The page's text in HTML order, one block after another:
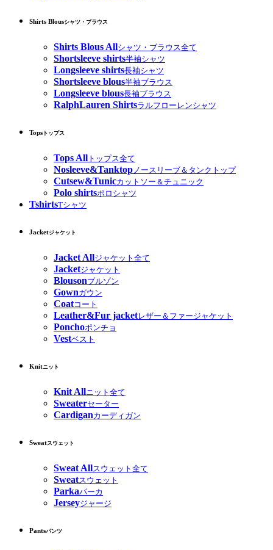
Shirts Blousシャツ・ブラウス
Shirts Blous Allシャツ・ブラウス全て
Shortsleeve shirts半袖シャツ
Longsleeve shirts長袖シャツ
Shortsleeve blous半袖ブラウス
Longsleeve blous長袖ブラウス
RalphLauren Shirtsラルフローレンシャツ
Tops トップス
Tops All トップス全て
Nosleeve&Tanktopノースリーブ＆タンクトップ
Cutsew&Tunicカットソー＆チュニック
Polo shirtsポロシャツ
TshirtsTシャツ
Jacketジャケット
Jacket Allジャケット全て
Jacketジャケット
Blousonブルゾン
Gownガウン
Coatコート
Leather&Fur jacketレザー＆ファージャケット
Ponchoポンチョ
Vestベスト
Knitニット
Knit Allニット全て
Sweaterセーター
Cardiganカーディガン
Sweatスウェット
Sweat Allスウェット全て
Sweatスウェット
Parkaパーカ
Jerseyジャージ
Pantsパンツ